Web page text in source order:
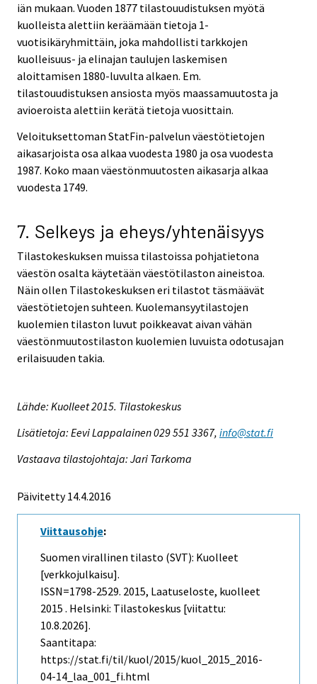
iän mukaan. Vuoden 1877 tilastouudistuksen myötä
kuolleista alettiin keräämään tietoja 1-
vuotisikäryhmittäin, joka mahdollisti tarkkojen
kuolleisuus- ja elinajan taulujen laskemisen
aloittamisen 1880-luvulta alkaen. Em.
tilastouudistuksen ansiosta myös maassamuutosta ja
avioeroista alettiin kerätä tietoja vuosittain.
Veloituksettoman StatFin-palvelun väestötietojen
aikasarjoista osa alkaa vuodesta 1980 ja osa vuodesta
1987. Koko maan väestönmuutosten aikasarja alkaa
vuodesta 1749.
7. Selkeys ja eheys/yhtenäisyys
Tilastokeskuksen muissa tilastoissa pohjatietona
väestön osalta käytetään väestötilaston aineistoa.
Näin ollen Tilastokeskuksen eri tilastot täsmäävät
väestötietojen suhteen. Kuolemansyytilastojen
kuolemien tilaston luvut poikkeavat aivan vähän
väestönmuutostilaston kuolemien luvuista odotusajan
erilaisuuden takia.
Lähde: Kuolleet 2015. Tilastokeskus
Lisätietoja: Eevi Lappalainen 029 551 3367, info@stat.fi
Vastaava tilastojohtaja: Jari Tarkoma
Päivitetty 14.4.2016
Viittausohje:
Suomen virallinen tilasto (SVT): Kuolleet
[verkkojulkaisu].
ISSN=1798-2529. 2015, Laatuseloste, kuolleet
2015 . Helsinki: Tilastokeskus [viitattu:
10.8.2026].
Saantitapa:
https://stat.fi/til/kuol/2015/kuol_2015_2016-
04-14_laa_001_fi.html